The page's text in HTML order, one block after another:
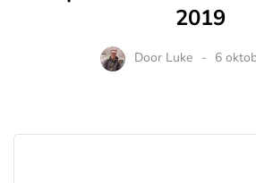
2019
Door Luke 6